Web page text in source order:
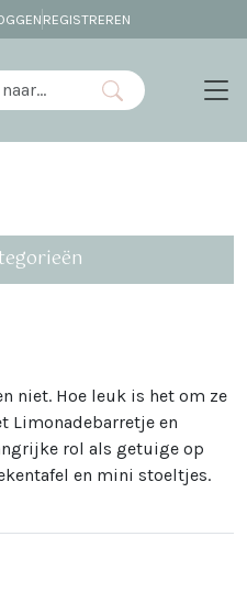
REGISTREREN
niet. Hoe leuk is het om ze
Limonadebarretje en
rol als getuige op
en mini stoeltjes.